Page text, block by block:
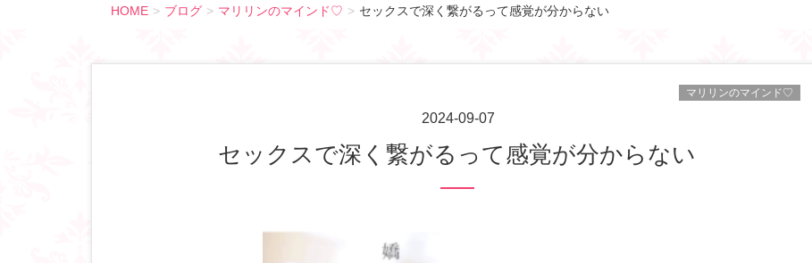
HOME ブログ マリリンのマインド♡ セックスで深く繋がるって感覚が分からない
2024-09-07
マリリンのマインド♡
セックスで深く繋がるって感覚が分からない